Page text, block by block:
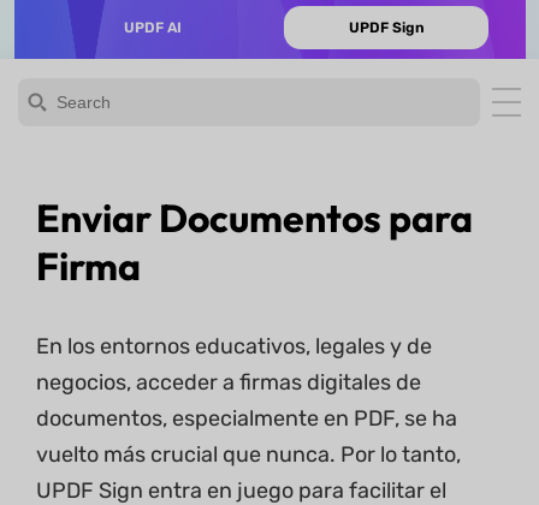
UPDF AI UPDF Sign
Enviar Documentos para
Firma
En los entornos educativos, legales y de
negocios, acceder a firmas digitales de
documentos, especialmente en PDF, se ha
vuelto más crucial que nunca. Por lo tanto,
UPDF Sign entra en juego para facilitar el